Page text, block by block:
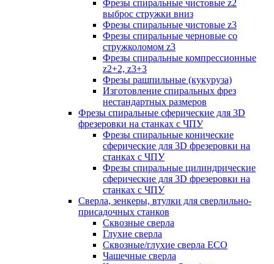
Фрезы спиральные чистовые z2
выброс стружки вниз
Фрезы спиральные чистовые z3
Фрезы спиральные черновые со
стружколомом z3
Фрезы спиральные компрессионные
z2+2, z3+3
Фрезы рашпильные (кукуруза)
Изготовление спиральных фрез
нестандартных размеров
Фрезы спиральные сферические для 3D
фрезеровки на станках с ЧПУ
Фрезы спиральные конические
сферические для 3D фрезеровки на
станках с ЧПУ
Фрезы спиральные цилиндрические
сферические для 3D фрезеровки на
станках с ЧПУ
Сверла, зенкеры, втулки для сверлильно-
присадочных станков
Сквозные сверла
Глухие сверла
Сквозные/глухие сверла ECO
Чашечные сверла